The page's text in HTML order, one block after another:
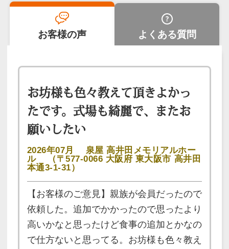
お客様の声 よくある質問
お坊様も色々教えて頂きよかっ
たです。式場も綺麗で、またお
願いしたい
2026年07月
泉屋 高井田メモリアルホー
ル
（〒577-0066 大阪府 東大阪市 高井田
本通3-1-31）
【お客様のご意見】親族が会員だったので
依頼した。追加でかかったので思ったより
高いかなと思ったけど食事の追加とかなの
で仕方ないと思ってる。お坊様も色々教え